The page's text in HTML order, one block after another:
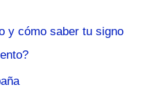
y cómo saber tu signo